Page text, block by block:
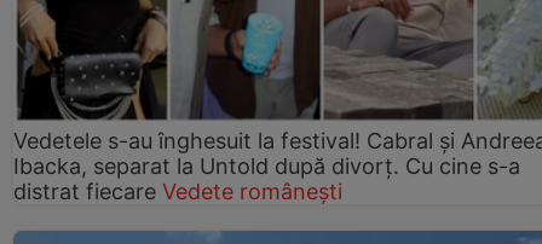
Vedetele s-au înghesuit la festival! Cabral și
Ibacka, separat la Untold după divorț. Cu cine s-a
distrat fiecare Vedete românești